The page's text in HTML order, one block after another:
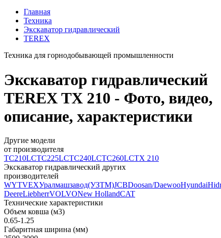
Главная
Техника
Экскаватор гидравлический
TEREX
Техника для горнодобывающей промышленности
Экскаватор гидравлический
TEREX TX 210 - Фото, видео,
описание, характеристики
Другие модели
от производителя
TC210LCTC225LCTC240LCTC260LCTX 210
Экскаватор гидравлический других
производителей
WYTVEXУралмашзавод(УЗТМ)JCBDoosan/DaewooHyundai
DeereLiebherrVOLVONew HollandCAT
Технические характеристики
Объем ковша (м3)
0.65-1.25
Габаритная ширина (мм)